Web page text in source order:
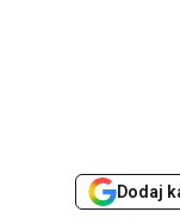
Dodaj